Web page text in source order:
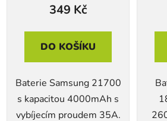
349 Kč
DO KOŠÍKU
Baterie Samsung 21700
s kapacitou 4000mAh s
vybíjecím proudem 35A.